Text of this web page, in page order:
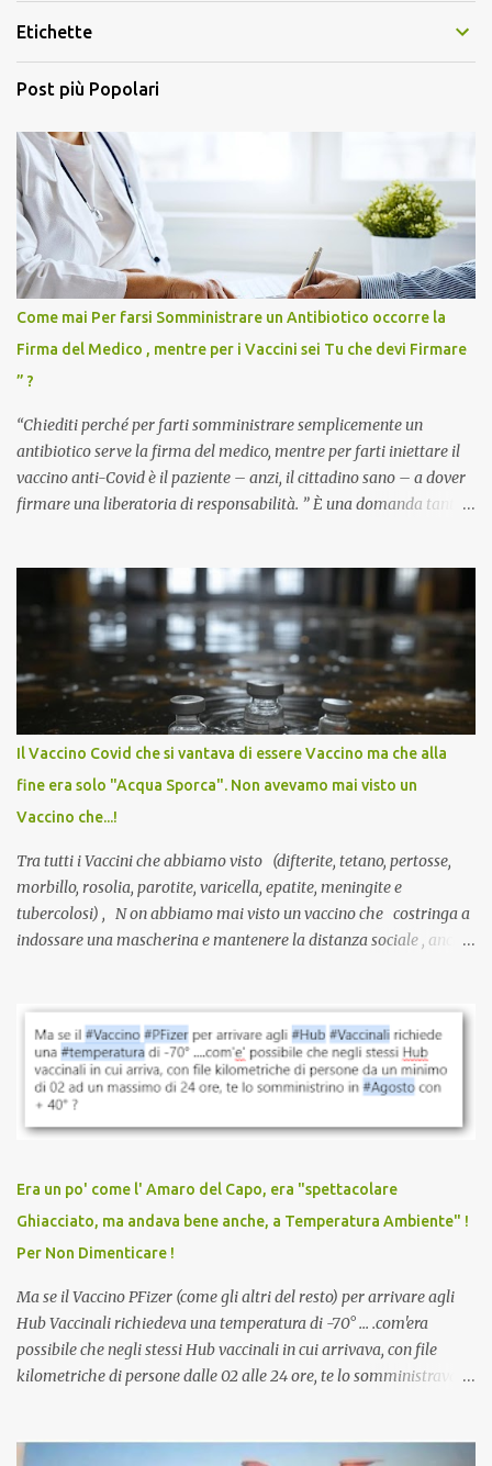
Etichette
Post più Popolari
Come mai Per farsi Somministrare un Antibiotico occorre la
Firma del Medico , mentre per i Vaccini sei Tu che devi Firmare
” ?
“Chiediti perché per farti somministrare semplicemente un
antibiotico serve la firma del medico, mentre per farti iniettare il
vaccino anti-Covid è il paziente – anzi, il cittadino sano – a dover
firmare una liberatoria di responsabilità. ” È una domanda tanto
pandemia. Un interrogativo che dovrebbe scuotere chiunque abbia
ancora il coraggio di pensare con la propria testa. Per il vaccino
anti-Covid, un pro-farmaco, con autorizzazione condizionata,
sviluppato in tempi record, con tecnologie mai utilizzate prima su
larga scala, ancora oggetto di studio e di discussione
internazionale serve solo una firma. La tua. Lo si somministra
anche a persone sane, giovani, senza fattori di rischio, spesso già
serve una prescrizione. Non c’è diagnosi. Non c’è presa in carico.
L’unico atto richiesto è una fi...
Il Vaccino Covid che si vantava di essere Vaccino ma che alla
fine era solo "Acqua Sporca". Non avevamo mai visto un
Vaccino che...!
Tra tutti i Vaccini che abbiamo visto (difterite, tetano, pertosse,
morbillo, rosolia, parotite, varicella, epatite, meningite e
tubercolosi) , N on abbiamo mai visto un vaccino che costringa a
indossare una mascherina e mantenere la distanza sociale , anche
vaccinazione. Non avevamo mai sentito parlare di ricompense,
sconti, incentivi per vaccinarsi. Non avevamo mai visto
discriminazioni per coloro che non l’hanno fatto. Se non sei stato
vaccinato, nessuno aveva prima cercato di farti sentire una
persona cattiva. Non avevamo mai visto un vaccino che minacci le
vaccino usato per minacciare i mezzi di sussistenza, il lavoro o la
scuola. Non avevamo mai visto un vaccino che permettesse a un
dodicenne di ignorare il consenso dei genitori. Dopo tutti i vaccini
che abbiamo elencato sopra...
Era un po' come l' Amaro del Capo, era "spettacolare
Ghiacciato, ma andava bene anche, a Temperatura Ambiente" !
Per Non Dimenticare !
Ma se il Vaccino PFizer (come gli altri del resto) per arrivare agli
Hub Vaccinali richiedeva una temperatura di -70° ... .com'era
possibile che negli stessi Hub vaccinali in cui arrivava, con file
kilometriche di persone dalle 02 alle 24 ore, te lo somministravano
Vaccino come: l' Amaro del Capo, era "spettacolare Ghiacciato, ma